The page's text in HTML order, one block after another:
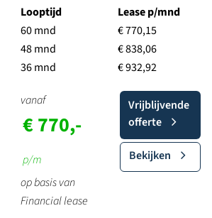
Looptijd
60 mnd
48 mnd
36 mnd
Lease p/mnd
€ 770,15
€ 838,06
€ 932,92
vanaf
€ 770,-
p/m
op basis van
Financial lease
Vrijblijvende
offerte
Bekijken